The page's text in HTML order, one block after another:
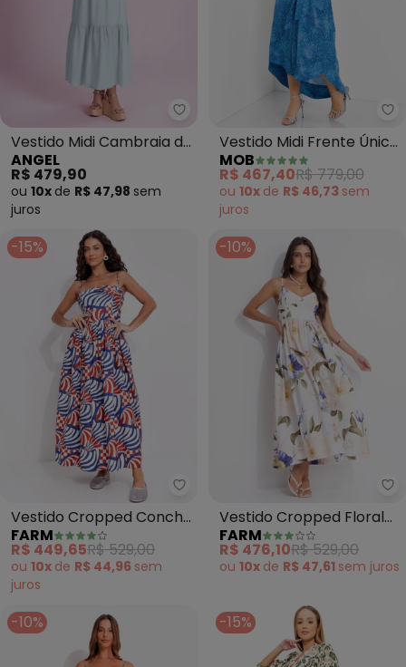
Angel - Vestido Midi Cambraia
Vestido Midi Cambraia de
Algodão (Azul)
ANGEL
R$ 479,90
ou 10x de R$ 47,98 sem
juros
Vestido Midi Frente Única
(Estampado)
MOB
R$ 467,40R$ 779,00
ou 10x de R$ 46,73 sem
juros
-15%
Farm - Vestido Cropped
Vestido Cropped Concha
Grafica (Branco)
FARM
R$ 449,65R$ 529,00
ou 10x de R$ 44,96 sem
juros
-10%
Vestido Cropped Floral
Lola (Rosa)
FARM
R$ 476,10R$ 529,00
ou 10x de R$ 47,61 sem juros
-10% -15%